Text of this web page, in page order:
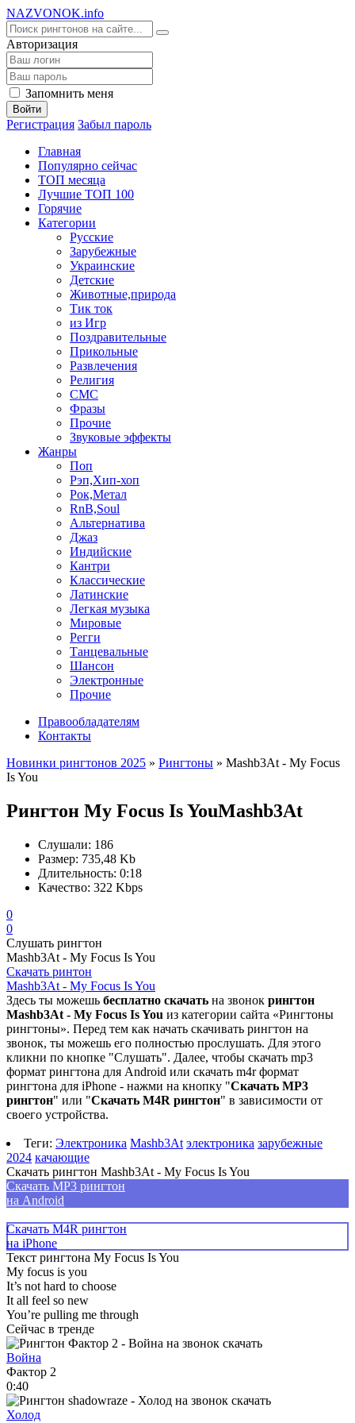
NAZVONOK.info
Авторизация
Запомнить меня
Войти
Регистрация Забыл пароль
Главная
Популярно сейчас
ТОП месяца
Лучшие ТОП 100
Горячие
Категории
Русские
Зарубежные
Украинские
Детские
Животные,природа
Тик ток
из Игр
Поздравительные
Прикольные
Развлечения
Религия
СМС
Фразы
Прочие
Звуковые эффекты
Жанры
Поп
Рэп,Хип-хоп
Рок,Метал
RnB,Soul
Альтернатива
Джаз
Индийские
Кантри
Классические
Латинские
Легкая музыка
Мировые
Регги
Танцевальные
Шансон
Электронные
Прочие
Правообладателям
Контакты
Новинки рингтонов 2025 » Рингтоны » Mashb3At - My Focus
Is You
Рингтон My Focus Is YouMashb3At
Слушали: 186
Размер: 735,48 Kb
Длительность: 0:18
Качество: 322 Kbps
0
0
Слушать рингтон
Mashb3At - My Focus Is You
Скачать ринтон
Mashb3At - My Focus Is You
Здесь ты можешь бесплатно скачать на звонок рингтон
Mashb3At - My Focus Is You из категории сайта «Рингтоны
рингтоны». Перед тем как начать скачивать рингтон на
звонок, ты можешь его полностью прослушать. Для этого
кликни по кнопке "Слушать". Далее, чтобы скачать mp3
формат рингтона для Android или скачать m4r формат
рингтона для iPhone - нажми на кнопку "Скачать MP3
рингтон" или "Скачать M4R рингтон" в зависимости от
своего устройства.
Теги: Электроника Mashb3At электроника зарубежные
2024 качающие
Скачать рингтон Mashb3At - My Focus Is You
Скачать MP3 рингтон
на Android
Скачать M4R рингтон
на iPhone
Текст рингтона My Focus Is You
My focus is you
It’s not hard to choose
It all feel so new
You’re pulling me through
Сейчас в тренде
Война
Фактор 2
0:40
Холод